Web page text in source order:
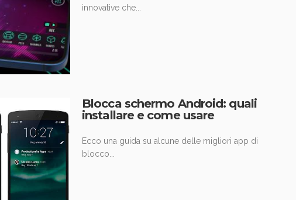
innovative che...
Blocca schermo Android: quali
installare e come usare
Ecco una guida su alcune delle migliori app di
blocco...